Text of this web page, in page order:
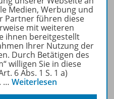
Mehr erfahren
Medien, Werbung und
Partner führen diese
mit weiteren
ihnen bereitgestellt
Ihrer Nutzung der
Durch Betätigen des
willigen Sie in diese
6 Abs. 1 S. 1 a)
… Weiterlesen